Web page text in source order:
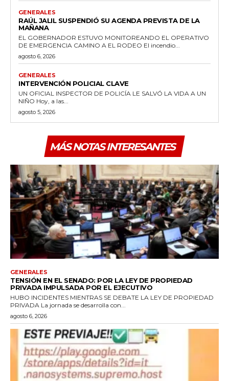
GENERALES
RAÚL JALIL SUSPENDIÓ SU AGENDA PREVISTA DE LA
MAÑANA
EL GOBERNADOR ESTUVO MONITOREANDO EL OPERATIVO
DE EMERGENCIA CAMINO A EL RODEO El incendio...
agosto 6, 2026
GENERALES
INTERVENCIÓN POLICIAL CLAVE
UN OFICIAL INSPECTOR DE POLICÍA LE SALVÓ LA VIDA A UN
NIÑO Hoy, a las...
agosto 5, 2026
MÁS NOTAS INTERESANTES
GENERALES
TENSIÓN EN EL SENADO: POR LA LEY DE PROPIEDAD
PRIVADA IMPULSADA POR EL EJECUTIVO
HUBO INCIDENTES MIENTRAS SE DEBATE LA LEY DE PROPIEDAD
PRIVADA La jornada se desarrolla con...
agosto 6, 2026